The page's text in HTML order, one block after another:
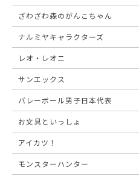
ざわざわ森のがんこちゃん
ナルミヤキャラクターズ
レオ・レオニ
サンエックス
バレーボール男子日本代表
お文具といっしょ
アイカツ！
モンスターハンター